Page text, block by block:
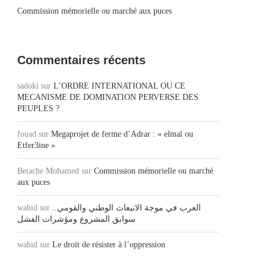
Commission mémorielle ou marché aux puces
Commentaires récents
sadoki sur L’ORDRE INTERNATIONAL OU CE
MECANISME DE DOMINATION PERVERSE DES
PEUPLES ?
fouad sur Megaprojet de ferme d’Adrar : « elmal ou
Etfer3ine »
Betache Mohamed sur Commission mémorielle ou marché
aux puces
wahid sur العرب في موجة الانبعاث الوطني والقومي..
سوابق المشروع ومؤشرات الفشل
wahid sur Le droit de résister à l’oppression